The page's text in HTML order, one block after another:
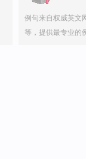
例句来自权威英文
等，提供最专业的